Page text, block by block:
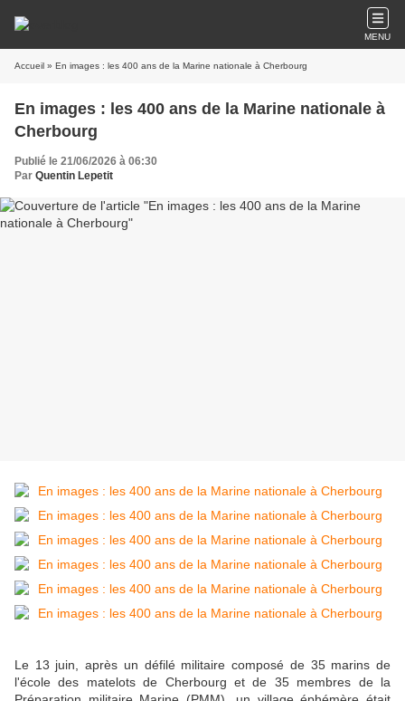
MENU
Accueil » En images : les 400 ans de la Marine nationale à Cherbourg
En images : les 400 ans de la Marine nationale à
Cherbourg
Publié le 21/06/2026 à 06:30
Par Quentin Lepetit
Le 13 juin, après un défilé militaire composé de 35 marins de
l'école des matelots de Cherbourg et de 35 membres de la